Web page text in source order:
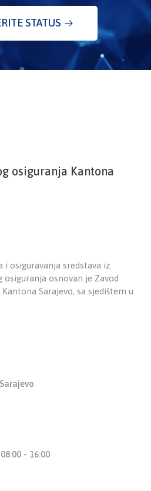
STATUS
osiguranja Kantona
i osiguravanja sredstava iz
osiguranja osnovan je Zavod
Sarajevo, sa sjedištem u
- 16:00